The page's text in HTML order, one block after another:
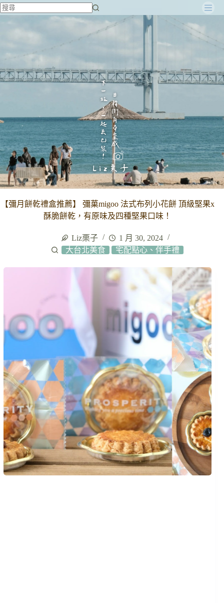
跳
容
【彌月餅乾禮盒推薦】 彌菓migoo 法式布列小花餅 頂級堅果x
酥脆餅乾，有原味及四種堅果口味！
Liz栗子
1 月 30, 2024
大台北美食
宅配點心、伴手禮